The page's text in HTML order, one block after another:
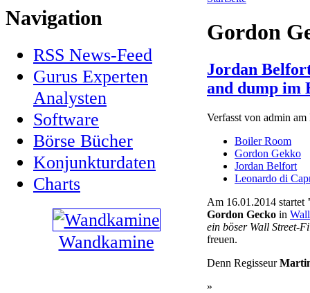
Navigation
RSS News-Feed
Gurus Experten
Analysten
Software
Börse Bücher
Konjunkturdaten
Charts
Wandkamine
Gordon
Jordan
and dump im
Verfasst von admin
Boiler Room
Gordon Gekko
Jordan Belfort
Leonardo di
Am 16.01.2014 startet
Gordon Gecko in
ein böser Wall Street-
freuen.
Denn Regisseur
»